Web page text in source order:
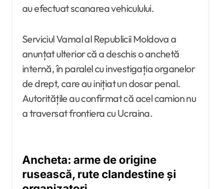
au efectuat scanarea vehiculului.
Serviciul Vamal al Republicii Moldova a
anunțat ulterior că a deschis o anchetă
internă, în paralel cu investigația organelor
de drept, care au inițiat un dosar penal.
Autoritățile au confirmat că acel camion nu
a traversat frontiera cu Ucraina.
Ancheta: arme de origine
rusească, rute clandestine și